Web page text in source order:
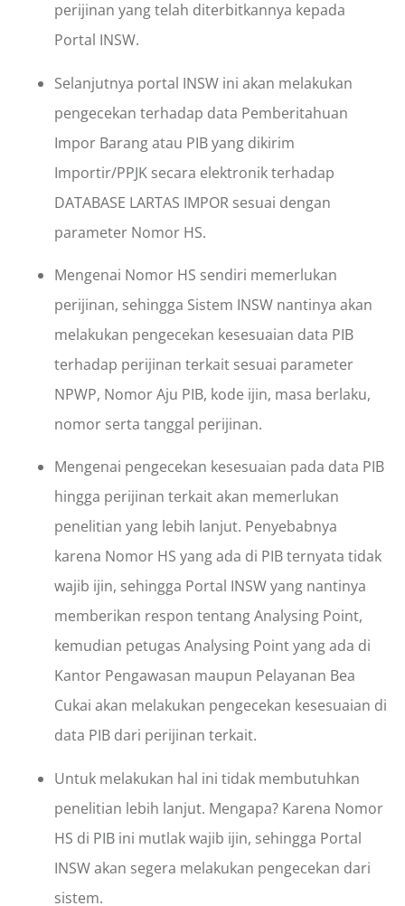
perijinan yang telah diterbitkannya kepada
Portal INSW.
Selanjutnya portal INSW ini akan melakukan
pengecekan terhadap data Pemberitahuan
Impor Barang atau PIB yang dikirim
Importir/PPJK secara elektronik terhadap
DATABASE LARTAS IMPOR sesuai dengan
parameter Nomor HS.
Mengenai Nomor HS sendiri memerlukan
perijinan, sehingga Sistem INSW nantinya akan
melakukan pengecekan kesesuaian data PIB
terhadap perijinan terkait sesuai parameter
NPWP, Nomor Aju PIB, kode ijin, masa berlaku,
nomor serta tanggal perijinan.
Mengenai pengecekan kesesuaian pada data PIB
hingga perijinan terkait akan memerlukan
penelitian yang lebih lanjut. Penyebabnya
karena Nomor HS yang ada di PIB ternyata tidak
wajib ijin, sehingga Portal INSW yang nantinya
memberikan respon tentang Analysing Point,
kemudian petugas Analysing Point yang ada di
Kantor Pengawasan maupun Pelayanan Bea
Cukai akan melakukan pengecekan kesesuaian di
data PIB dari perijinan terkait.
Untuk melakukan hal ini tidak membutuhkan
penelitian lebih lanjut. Mengapa? Karena Nomor
HS di PIB ini mutlak wajib ijin, sehingga Portal
INSW akan segera melakukan pengecekan dari
sistem.